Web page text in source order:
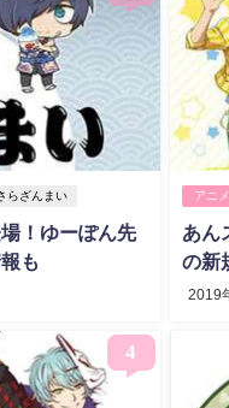
らざんまい
！ゆーぽん先
も
アニメ
あん
の新
2019
4